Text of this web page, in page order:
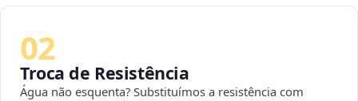
02
Troca de Resistência
Água não esquenta? Substituímos a resistência com